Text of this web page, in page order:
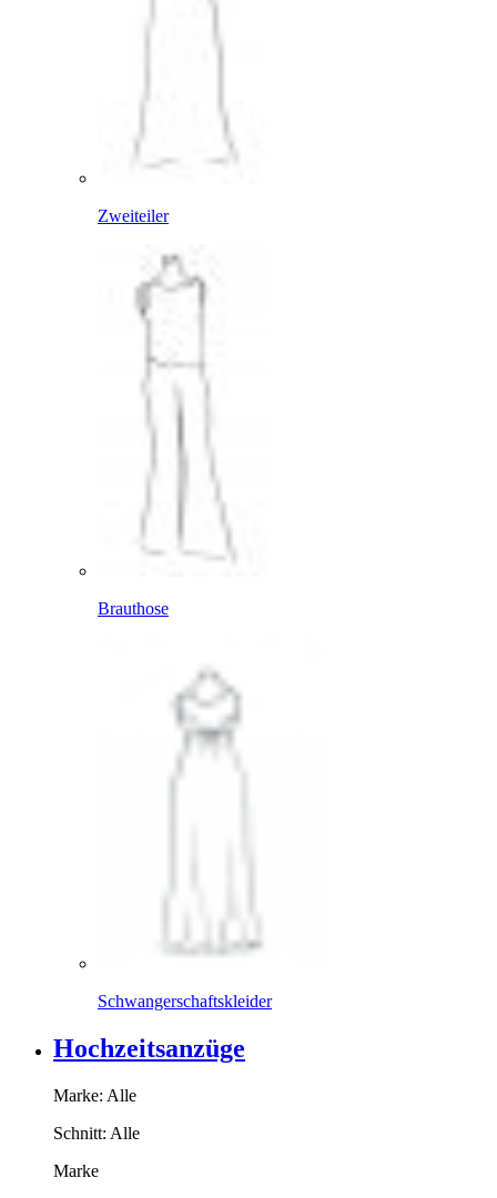
Zweiteiler
Brauthose
Schwangerschaftskleider
Hochzeitsanzüge
Marke: Alle
Schnitt: Alle
Marke